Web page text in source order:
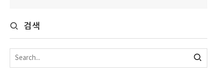
검색